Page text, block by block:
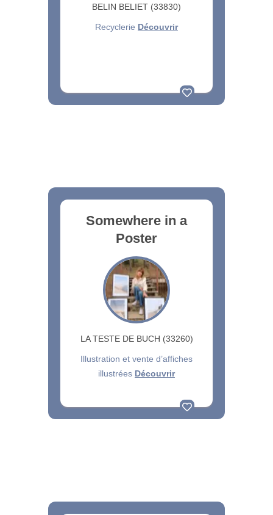
BELIN BELIET (33830)
Recyclerie Découvrir
Somewhere in a
Poster
LA TESTE DE BUCH (33260)
Illustration et vente d’affiches
illustrées Découvrir